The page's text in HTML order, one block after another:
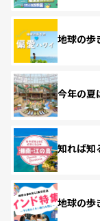
地球の
今年の夏
知れば知
地球の歩